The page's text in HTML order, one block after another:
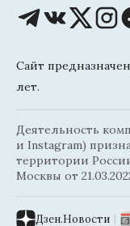
Сайт
лет.
Деятельность
и Instagram)
территории
Москвы от
Дзен.Новости |